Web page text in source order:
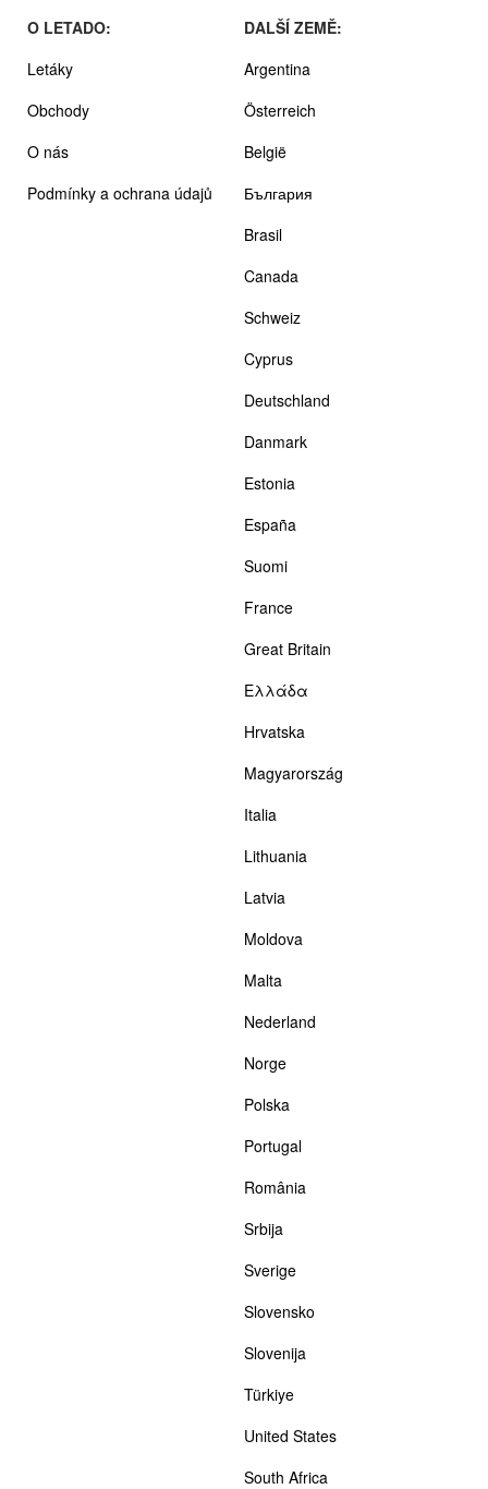
O LETADO:
Letáky
Obchody
O nás
Podmínky a ochrana údajů
DALŠÍ ZEMĚ:
Argentina
Österreich
België
България
Brasil
Canada
Schweiz
Cyprus
Deutschland
Danmark
Estonia
España
Suomi
France
Great Britain
Ελλάδα
Hrvatska
Magyarország
Italia
Lithuania
Latvia
Moldova
Malta
Nederland
Norge
Polska
Portugal
România
Srbija
Sverige
Slovensko
Slovenija
Türkiye
United States
South Africa